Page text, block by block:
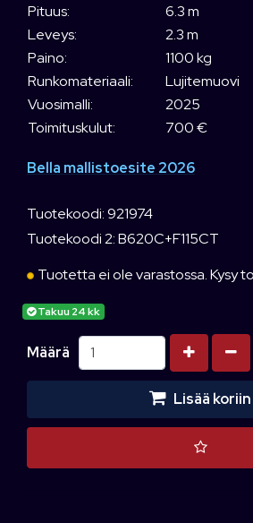
Pituus:
6.3 m
Leveys:
2.3 m
Paino:
1100 kg
Runkomateriaali:
Lujitemuovi
Vuosimalli:
2025
Toimituskulut:
700 €
Bella mallistoesite 2026
Tuotekoodi: 921974
Tuotekoodi 2: B620C+F115CT
Tuotetta ei ole varastossa. Kysy
Takuu 24 kk
Määrä Kasvata
Lisää koriin